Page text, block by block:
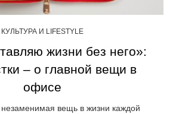
КУЛЬТУРА И LIFESTYLE
жизни без него»:
– о главной вещи в
офисе
вещь в жизни каждой